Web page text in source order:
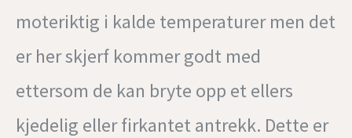
moteriktig i kalde temperaturer men det
er her skjerf kommer godt med
ettersom de kan bryte opp et ellers
kjedelig eller firkantet antrekk. Dette er